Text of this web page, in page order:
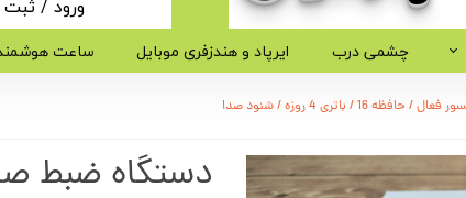
ورود /ثبت
حساب
خروج از
چشمی درب ایرپاد و هندزفری موبایل ساعت